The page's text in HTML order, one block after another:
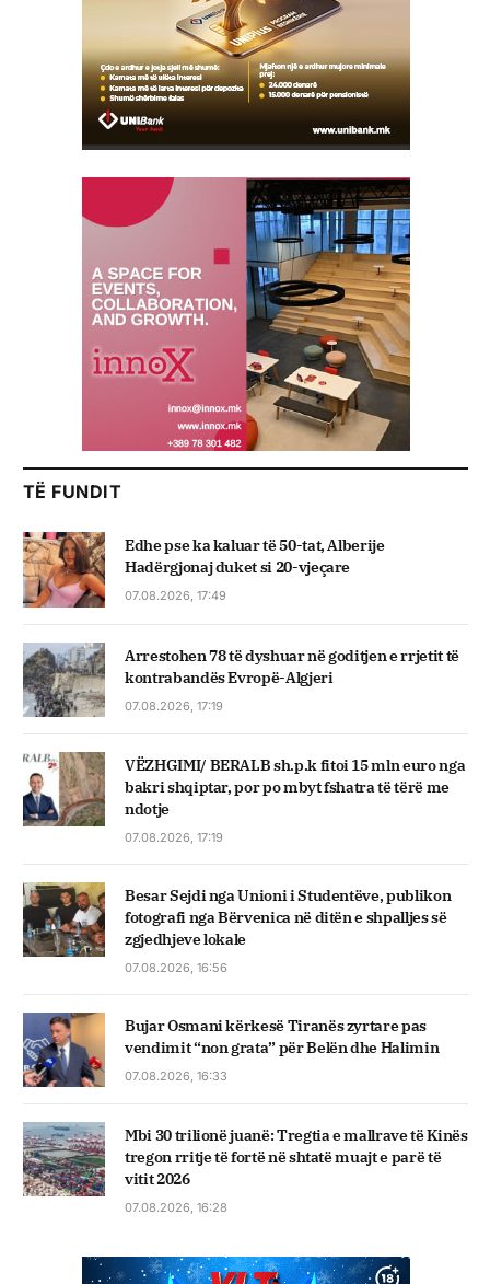
TË FUNDIT
Edhe pse ka kaluar të 50-tat, Alberije
Hadërgjonaj duket si 20-vjeçare
07.08.2026, 17:49
Arrestohen 78 të dyshuar në goditjen e rrjetit të
kontrabandës Evropë-Algjeri
07.08.2026, 17:19
VËZHGIMI/ BERALB sh.p.k fitoi 15 mln euro nga
bakri shqiptar, por po mbyt fshatra të tërë me
ndotje
07.08.2026, 17:19
Besar Sejdi nga Unioni i Studentëve, publikon
fotografi nga Bërvenica në ditën e shpalljes së
zgjedhjeve lokale
07.08.2026, 16:56
Bujar Osmani kërkesë Tiranës zyrtare pas
vendimit “non grata” për Belën dhe Halimin
07.08.2026, 16:33
Mbi 30 trilionë juanë: Tregtia e mallrave të Kinës
tregon rritje të fortë në shtatë muajt e parë të
vitit 2026
07.08.2026, 16:28